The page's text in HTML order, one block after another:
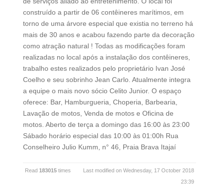
construído a partir de 06 contêineres marítimos, em
torno de uma árvore especial que existia no terreno há
mais de 30 anos e acabou fazendo parte da decoração
como atração natural ! Todas as modificações foram
realizadas no local após a instalação dos contêineres,
trabalho estes realizados pelo proprietário Ivan José
Coelho e seu sobrinho Jean Carlo. Atualmente integra
a equipe o mais novo sócio Celito Junior. O espaço
oferece: Bar, Hamburgueria, Choperia, Barbearia,
Lavação de motos, Venda de motos e Oficina de
motos. Aberto de terça a domingo das 16:00 às 23:00
Sábado horário especial das 10:00 às 01:00h Rua
Conselheiro Julio Kumm, n° 46, Praia Brava Itajaí
Read 183015times
Last modified on Wednesday, 17 October 2018
23:39